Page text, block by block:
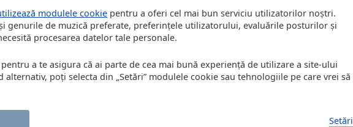
modulele cookie pentru a oferi cel mai bun serviciu utilizatorilor noștri.
genurile de muzică preferate, preferințele utilizatorului, evaluările posturilor și
procesarea datelor tale personale.
pentru a te asigura că ai parte de cea mai bună experiență de utilizare a site-ului
alternativ, poți selecta din „Setări” modulele cookie sau tehnologiile pe care vrei să
Setări
e la meglio dance senza pubblicità